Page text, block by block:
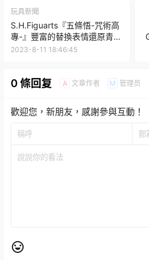
玩具新聞
S.H.Figuarts『五條悟-咒術高
專-』豐富的替換表情還原青澀
可愛的五條！
2023-8-11 18:46:45
0 條回复 A 文章作者 M 管理员
歡迎您，新朋友，感謝參與互動！